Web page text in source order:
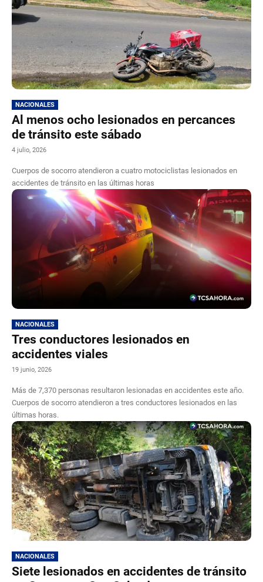
NACIONALES
Al menos ocho lesionados en percances
de tránsito este sábado
4 julio, 2026
Cuerpos de socorro atendieron a cuatro motociclistas lesionados en
accidentes de tránsito en las últimas horas
NACIONALES
Tres conductores lesionados en
accidentes viales
19 junio, 2026
Más de 7,370 personas resultaron lesionadas en accidentes este año.
Cuerpos de socorro atendieron a tres conductores lesionados en las
últimas horas.
NACIONALES
Siete lesionados en accidentes de tránsito